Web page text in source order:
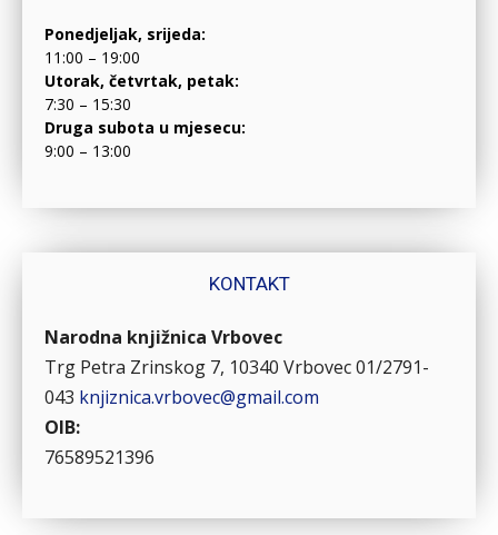
Ponedjeljak, srijeda:
11:00 – 19:00
Utorak, četvrtak, petak:
7:30 – 15:30
Druga subota u mjesecu:
9:00 – 13:00
KONTAKT
Narodna knjižnica Vrbovec
Trg Petra Zrinskog 7, 10340 Vrbovec01/2791-
043 knjiznica.vrbovec@gmail.com
OIB:
76589521396